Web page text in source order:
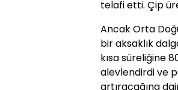
telafi etti. Çip
Ancak Orta
bir aksaklık
kısa süreliğine
alevlendirdi ve
artıracağına